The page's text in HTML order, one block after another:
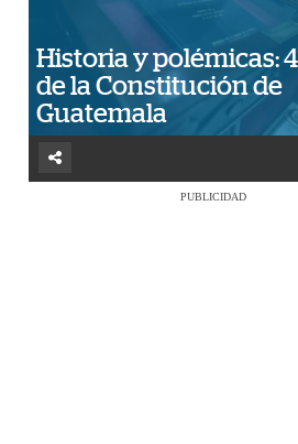
Historia y polémicas:
de la Constitución de
Guatemala
PUBLICIDAD